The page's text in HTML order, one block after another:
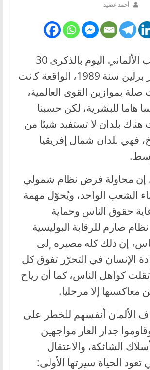
أحمد عصيد
يحتفل الشعب الألماني اليوم بالذكرى 30
لسقوط جدار برلين سنة 1989، الواقعة كانت
بموازين القوى العالمية،
هاما للبشرية، لكن حسبنا
هناك بلدان لا تستفيد شيئا من
فهي بلدان شمال إفريقيا
إن محاولة فرض نظام شمولي
الشعب الواحد، ويُحوّل مهمة
حقوق الناس وحماية
صارم للرقابة البوليسية
إن ذلك كله مصيره إلى
الإنسان في التحرّر تفوق كل
كواهل الناس، كما أن رياح
معاكستها إلا مرحليا.
الألمان أنفسهم للخطر على
جدار العار مواجهين
الشائكة، والاعتقال
تعود الحياة سيرتها الأولى: